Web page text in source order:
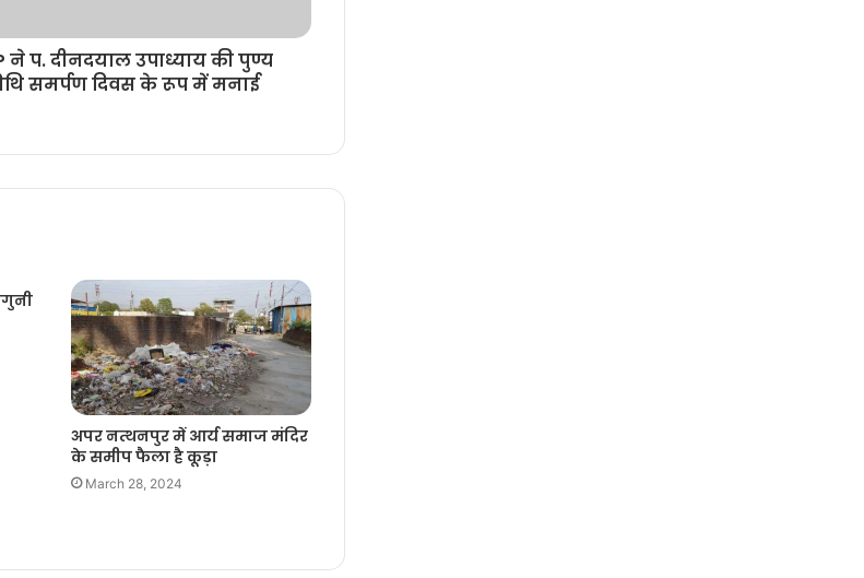
ने प. दीनदयाल उपाध्याय की पुण्य
समर्पण दिवस के रूप में मनाई
अपर नत्थनपुर में आर्य समाज मंदिर
के समीप फैला है कूड़ा
March 28, 2024